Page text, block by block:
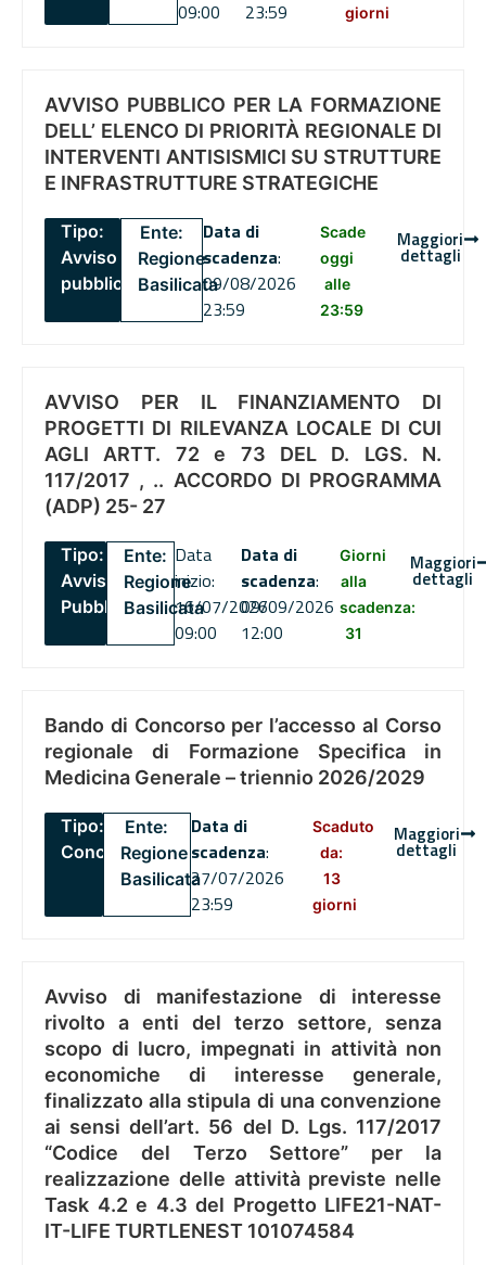
09:00 23:59 giorni
AVVISO PUBBLICO PER LA FORMAZIONE
DELL’ ELENCO DI PRIORITÀ REGIONALE DI
INTERVENTI ANTISISMICI SU STRUTTURE
E INFRASTRUTTURE STRATEGICHE
Tipo:
Avviso
pubblico
Ente:
Regione
Basilicata
Data di
scadenza:
09/08/2026
23:59
Scade
oggi
alle
23:59
Maggiori
dettagli
AVVISO PER IL FINANZIAMENTO DI
PROGETTI DI RILEVANZA LOCALE DI CUI
AGLI ARTT. 72 e 73 DEL D. LGS. N.
117/2017 , .. ACCORDO DI PROGRAMMA
(ADP) 25- 27
Tipo:
Avviso
Pubblico
Ente:
Regione
Basilicata
Data
inizio:
16/07/2026
09:00
Data di
scadenza:
09/09/2026
12:00
Giorni
alla
scadenza:
31
Maggiori
dettagli
Bando di Concorso per l’accesso al Corso
regionale di Formazione Specifica in
Medicina Generale – triennio 2026/2029
Tipo:
Concorsi
Ente:
Regione
Basilicata
Data di
scadenza:
27/07/2026
23:59
Scaduto
da:
13
giorni
Maggiori
dettagli
Avviso di manifestazione di interesse
rivolto a enti del terzo settore, senza
scopo di lucro, impegnati in attività non
economiche di interesse generale,
finalizzato alla stipula di una convenzione
ai sensi dell’art. 56 del D. Lgs. 117/2017
“Codice del Terzo Settore” per la
realizzazione delle attività previste nelle
Task 4.2 e 4.3 del Progetto LIFE21-NAT-
IT-LIFE TURTLENEST 101074584